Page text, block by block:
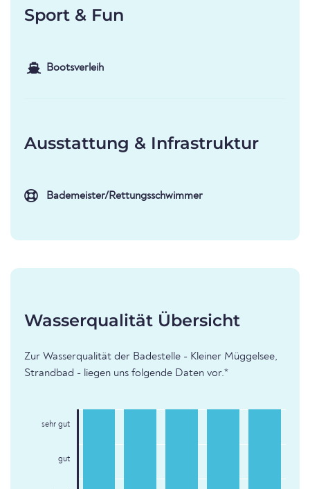
Sport & Fun
Bootsverleih
Ausstattung & Infrastruktur
Bademeister/Rettungsschwimmer
Wasserqualität Übersicht
Zur Wasserqualität der Badestelle - Kleiner Müggelsee,
Strandbad - liegen uns folgende Daten vor.*
sehr gut
gut